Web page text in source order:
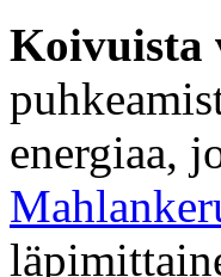
Koivuista
energiaa,